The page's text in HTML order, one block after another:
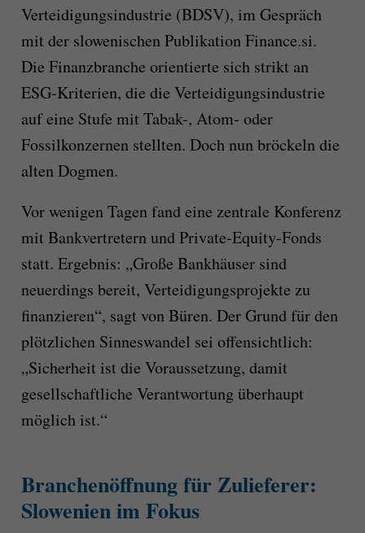
Verteidigungsindustrie (BDSV), im Gespräch
mit der slowenischen Publikation Finance.si.
Die Finanzbranche orientierte sich strikt an
ESG-Kriterien, die die Verteidigungsindustrie
auf eine Stufe mit Tabak-, Atom- oder
Fossilkonzernen stellten. Doch nun bröckeln die
alten Dogmen.
Vor wenigen Tagen fand eine zentrale Konferenz
mit Bankvertretern und Private-Equity-Fonds
statt. Ergebnis: „Große Bankhäuser sind
neuerdings bereit, Verteidigungsprojekte zu
finanzieren“, sagt von Büren. Der Grund für den
plötzlichen Sinneswandel sei offensichtlich:
„Sicherheit ist die Voraussetzung, damit
gesellschaftliche Verantwortung überhaupt
möglich ist.“
Branchenöffnung für Zulieferer:
Slowenien im Fokus